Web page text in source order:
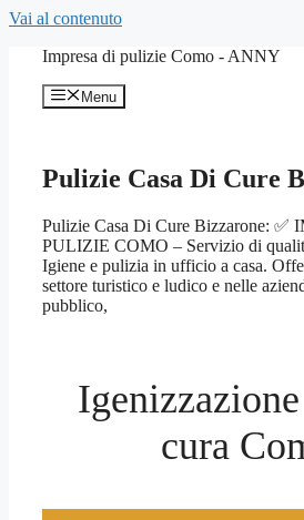
Vai al contenuto
Impresa di pulizie Como - ANNY
Menu
Pulizie Casa Di Cure
Pulizie Casa Di Cure Bizzarone: ✅
PULIZIE COMO – Servizio di
Igiene e pulizia in ufficio a casa.
settore turistico e ludico e nelle
pubblico,
cura